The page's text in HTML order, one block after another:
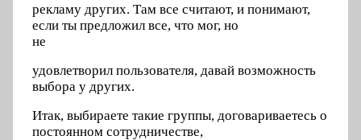
рекламу других. Там все считают, и понимают,
если ты предложил все, что мог, но
не
удовлетворил пользователя, давай возможность
выбора у других.
Итак, выбираете такие группы, договариваетесь о
постоянном сотрудничестве,